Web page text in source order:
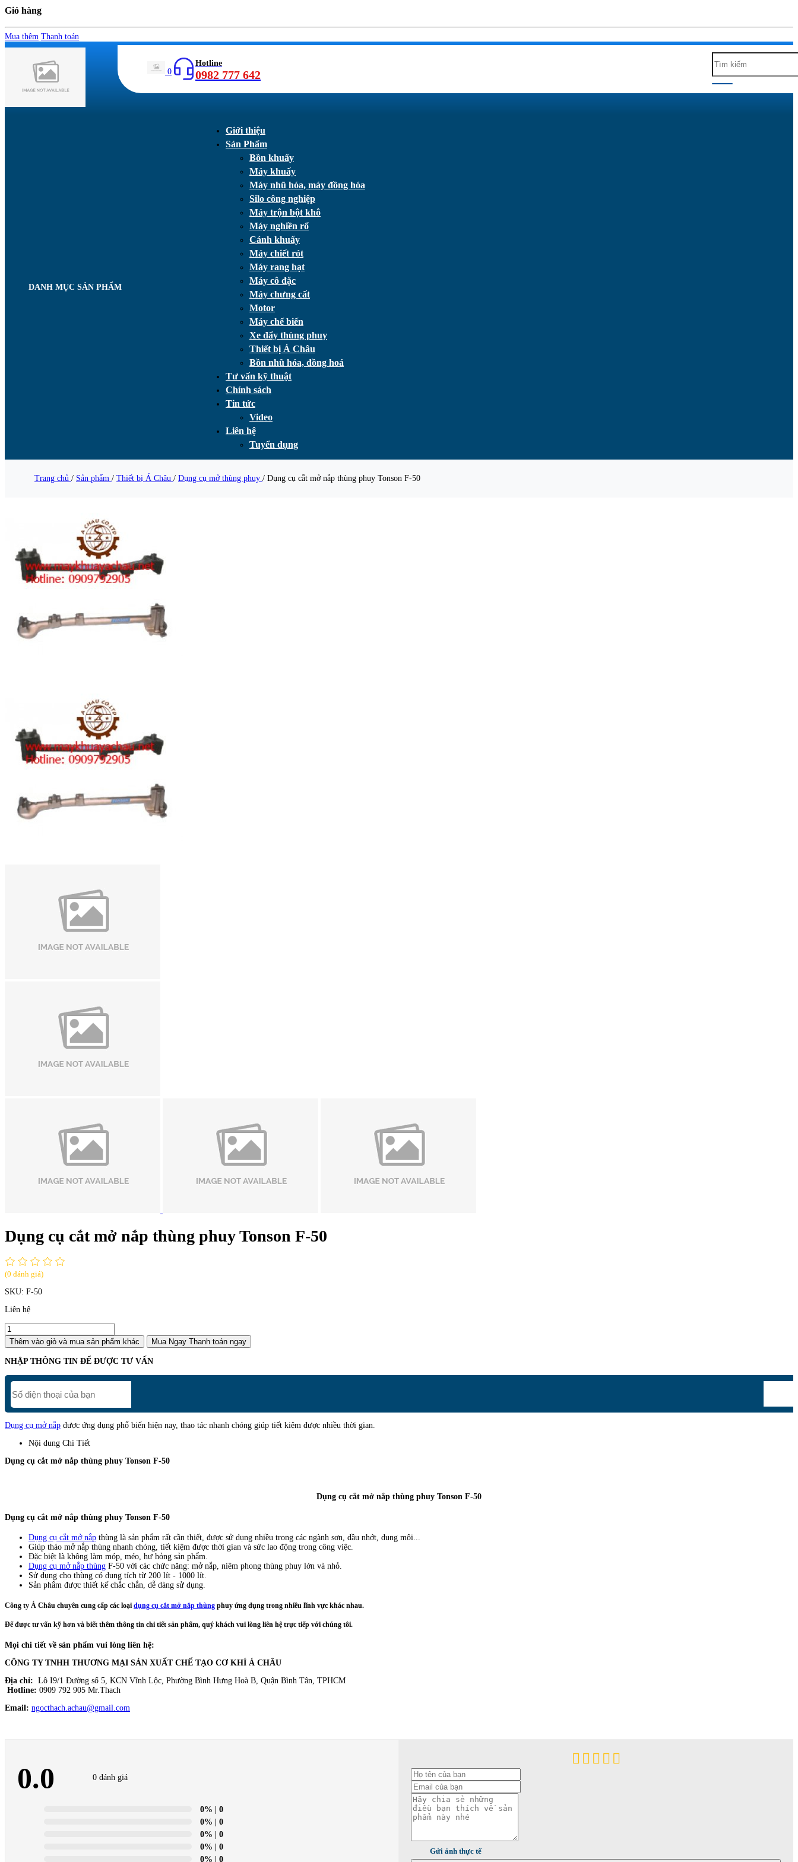
Giỏ hàng
Mua thêm Thanh toán
0
Hotline
0982 777 642
DANH MỤC SẢN PHẨM
Giới thiệu
Sản Phẩm
Bồn khuấy
Máy khuấy
Máy nhũ hóa, máy đồng hóa
Silo công nghiệp
Máy trộn bột khô
Máy nghiền rổ
Cánh khuấy
Máy chiết rót
Máy rang hạt
Máy cô đặc
Máy chưng cất
Motor
Máy chế biến
Xe đẩy thùng phuy
Thiết bị Á Châu
Bồn nhũ hóa, đồng hoá
Tư vấn kỹ thuật
Chính sách
Tin tức
Video
Liên hệ
Tuyển dụng
Trang chủ / Sản phẩm / Thiết bị Á Châu / Dụng cụ mở thùng phuy / Dụng cụ cắt mở nắp thùng phuy Tonson F-50
Dụng cụ cắt mở nắp thùng phuy Tonson F-50
(0 đánh giá)
SKU: F-50
Liên hệ
Thêm vào giỏ và mua sản phẩm khác Mua Ngay Thanh toán ngay
NHẬP THÔNG TIN ĐỂ ĐƯỢC TƯ VẤN
Dụng cụ mở nắp được ứng dụng phổ biến hiện nay, thao tác nhanh chóng giúp tiết kiệm được nhiều thời gian.
Nội dung Chi Tiết
Dụng cụ cắt mở nắp thùng phuy Tonson F-50
Dụng cụ cắt mở nắp thùng phuy Tonson F-50
Dụng cụ cắt mở nắp thùng phuy Tonson F-50
Dụng cụ cắt mở nắp thùng là sản phẩm rất cần thiết, được sử dụng nhiều trong các ngành sơn, dầu nhớt, dung môi...
Giúp tháo mở nắp thùng nhanh chóng, tiết kiệm được thời gian và sức lao động trong công việc.
Đặc biệt là không làm móp, méo, hư hỏng sản phẩm.
Dụng cụ mở nắp thùng F-50 với các chức năng: mở nắp, niêm phong thùng phuy lớn và nhỏ.
Sử dụng cho thùng có dung tích từ 200 lít - 1000 lít.
Sản phẩm được thiết kế chắc chắn, dễ dàng sử dụng.
Công ty Á Châu chuyên cung cấp các loại dụng cụ cắt mở nắp thùng phuy ứng dụng trong nhiều lĩnh vực khác nhau.
Để được tư vấn kỹ hơn và biết thêm thông tin chi tiết sản phẩm, quý khách vui lòng liên hệ trực tiếp với chúng tôi.
Mọi chi tiết về sản phẩm vui lòng liên hệ:
CÔNG TY TNHH THƯƠNG MẠI SẢN XUẤT CHẾ TẠO CƠ KHÍ Á CHÂU
Địa chỉ: Lô I9/1 Đường số 5, KCN Vĩnh Lộc, Phường Bình Hưng Hoà B, Quận Bình Tân, TPHCM
Hotline: 0909 792 905 Mr.Thach
Email: ngocthach.achau@gmail.com
0.0 0 đánh giá
0% | 0
0% | 0
0% | 0
0% | 0
0% | 0
Gửi ảnh thực tế